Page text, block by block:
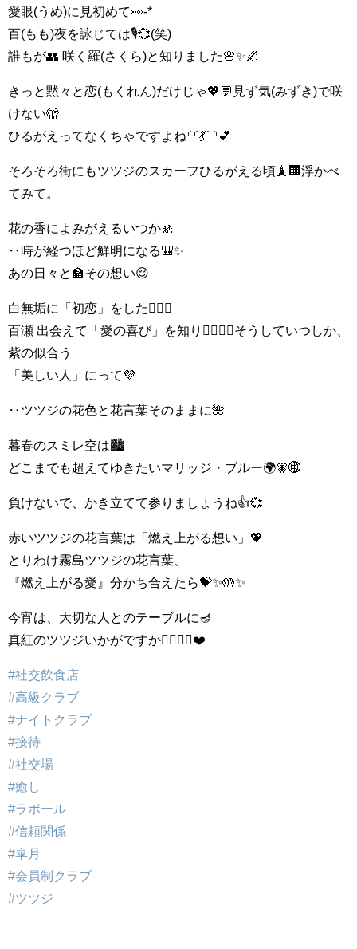
愛眼(うめ)に見初めて👀-*
百(もも)夜を詠じては🎙💞(笑)
誰もが👥 咲く羅(さくら)と知りました🌸✨🌌
きっと黙々と恋(もくれん)だけじゃ💖💬見ず気(みずき)で咲
けない🫣
ひるがえってなくちゃですよね⸂⸂💃⸃⸃💕
そろそろ街にもツツジのスカーフひるがえる頃🗼🏢浮かべ
てみて。
花の香によみがえるいつか🚸
‥時が経つほど鮮明になる🎒✨
あの日々と🏫その想い😌
白無垢に「初恋」をした👩‍❤️‍👨
百瀬 出会えて「愛の喜び」を知り👩‍❤️‍💋‍👨そうしていつしか、
紫の似合う
「美しい人」にって💜
‥ツツジの花色と花言葉そのままに🌺
暮春のスミレ空は🏙
どこまでも超えてゆきたいマリッジ・ブルー🌍🧚‍🌐
負けないで、かき立てて参りましょうね👍💞
赤いツツジの花言葉は「燃え上がる想い」💖
とりわけ霧島ツツジの花言葉、
『燃え上がる愛』分かち合えたら💝✨🤲✨
今宵は、大切な人とのテーブルに🪔
真紅のツツジいかがですか👩‍❤️‍💋‍👨❤️
#社交飲食店
#高級クラブ
#ナイトクラブ
#接待
#社交場
#癒し
#ラポール
#信頼関係
#皐月
#会員制クラブ
#ツツジ